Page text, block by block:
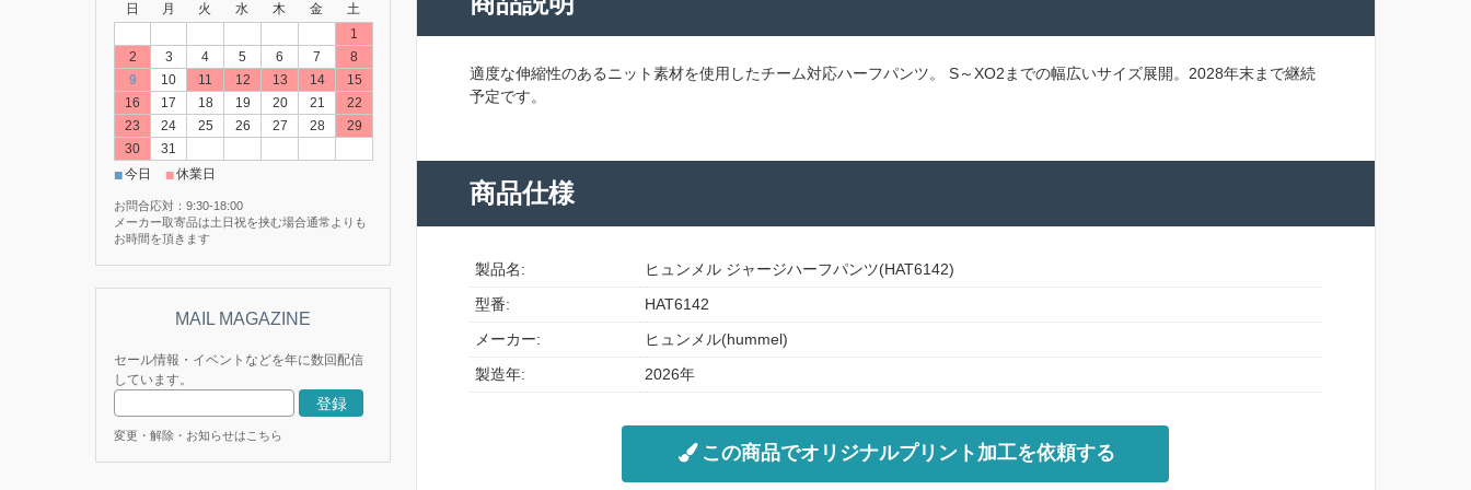
適度な伸縮性のあるニット素材を使用したチーム対応ハーフパンツ。 S～XO2までの幅広いサイズ展開。2028年末まで継続
予定です。
商品仕様
製品名:
ヒュンメル ジャージハーフパンツ(HAT6142)
型番:
HAT6142
メーカー:
ヒュンメル(hummel)
製造年:
2026年
この商品でオリジナルプリント加工を依頼する
日 月 火 水 木 金
土
1
2
3 4 5 6 7
8
9
10 11 12 13 14
15
16
17 18 19 20 21
22
23
24 25 26 27 28
29
30
31
■今日 ■休業日
お問合応対：9:30-18:00
メーカー取寄品は土日祝を挟む場合通常よりも
お時間を頂きます
セール情報・イベントなどを年に数回配信
しています。
変更・解除・お知らせはこちら